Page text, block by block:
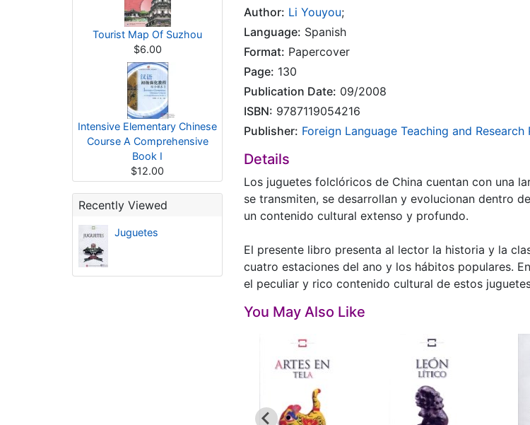
Tourist Map Of Suzhou
$6.00
Intensive Elementary Chinese
Course A Comprehensive
Book I
$12.00
Recently Viewed
Juguetes
Author: Li Youyou;
Language: Spanish
Format: Papercover
Page: 130
Publication Date: 09/2008
ISBN: 9787119054216
Publisher: Foreign Language Teaching and Research
Details
Los juguetes folclóricos de China cuentan con una
se transmiten, se desarrollan y evolucionan dentro
un contenido cultural extenso y profundo.
El presente libro presenta al lector la historia y la
cuatro estaciones del ano y los hábitos populares.
el peculiar y rico contenido cultural de estos
You May Also Like